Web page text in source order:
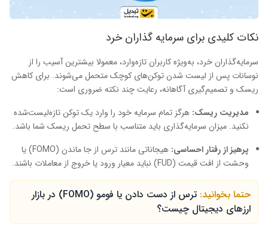
نکات کلیدی برای سرمایه گذاران خرد
سرمایه‌گذاران خرد، به‌ویژه کاربران تازه‌وارد، معمولا بیشترین آسیب را از
نوسانات پس از لیست شدن توکن‌های کوچک متحمل می‌شوند. برای کاهش
ریسک و تصمیم‌گیری آگاهانه، رعایت چند نکته ضروری است:
مدیریت ریسک: هرگز تمام سرمایه خود را وارد یک توکن تازه‌لیست‌شده
نکنید. میزان سرمایه‌گذاری باید متناسب با سطح تحمل ریسک شما باشد.
پرهیز از رفتار احساسی:
هیجاناتی مانند ترس از جا ماندن (FOMO) یا
وحشت از افت قیمت (FUD) نباید معیار ورود یا خروج از معاملات باشند.
حتما بخوانید:
ترس از دست دادن یا فومو (FOMO) در بازار
ارزهای دیجیتال چیست؟